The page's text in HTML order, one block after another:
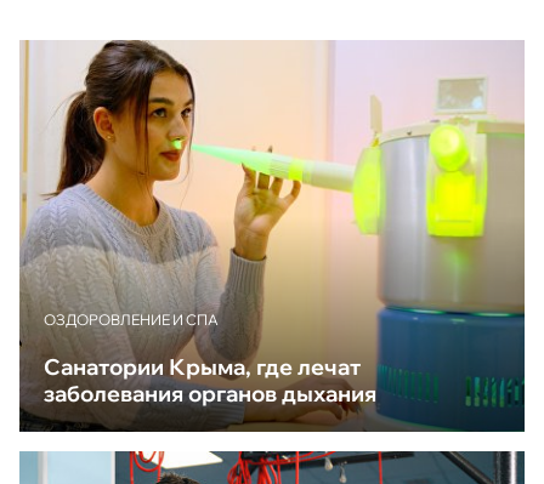
ОЗДОРОВЛЕНИЕ И СПА
Санатории Крыма, где лечат
заболевания органов дыхания